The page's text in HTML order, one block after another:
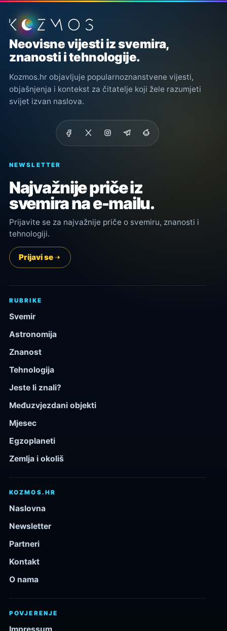
Podnožje stranice
Neovisne vijesti iz svemira,
znanosti i tehnologije.
Kozmos.hr objavljuje popularnoznanstvene vijesti,
objašnjenja i kontekst za čitatelje koji žele razumjeti
svijet izvan naslova.
NEWSLETTER
Najvažnije priče iz
svemira na e-mailu.
Prijavite se za najvažnije priče o svemiru, znanosti i
tehnologiji.
Prijavi se
RUBRIKE
Svemir
Astronomija
Znanost
Tehnologija
Jeste li znali?
Međuzvjezdani objekti
Mjesec
Egzoplaneti
Zemlja i okoliš
KOZMOS.HR
Naslovna
Newsletter
Partneri
Kontakt
O nama
POVJERENJE